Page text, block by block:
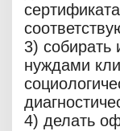
3)
нуждами
4) делать